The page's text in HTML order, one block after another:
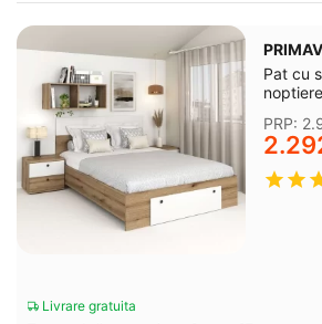
Pat cu
PRP:
Livrare gratuita